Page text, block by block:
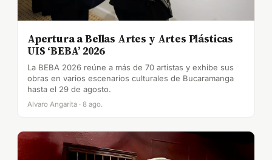
Apertura a Bellas Artes y Artes Plásticas
UIS ‘BEBA’ 2026
La BEBA 2026 reúne a más de 70 artistas y exhibe sus
obras en varios escenarios culturales de Bucaramanga
hasta el 29 de agosto.
Alvaro Angarita · 8 ago.